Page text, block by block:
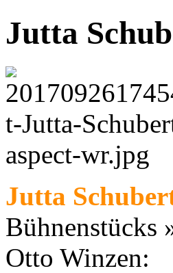
Jutta
Jutta
Bühnenstücks
Otto Winzen: